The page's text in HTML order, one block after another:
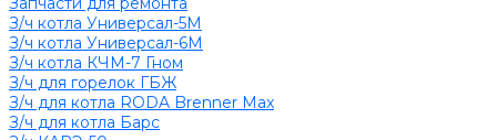
З/ч котла Универсал-5М
З/ч котла Универсал-6М
З/ч котла КЧМ-7 Гном
З/ч для горелок ГБЖ
З/ч для котла RODA Brenner Max
З/ч для котла Барс